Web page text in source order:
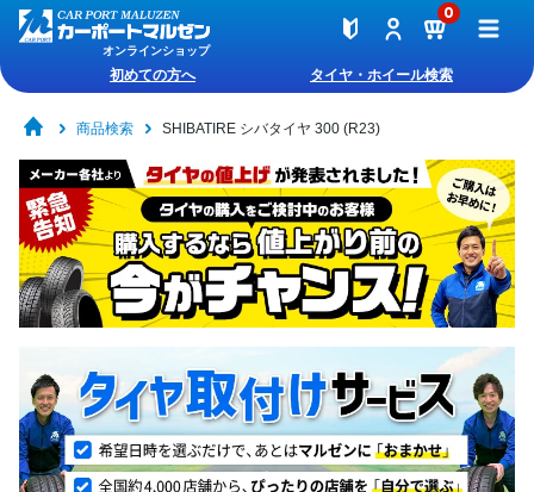
オンラインショップ
0
初めての方へ タイヤ・ホイール検索
商品検索 SHIBATIRE シバタイヤ 300 (R23)